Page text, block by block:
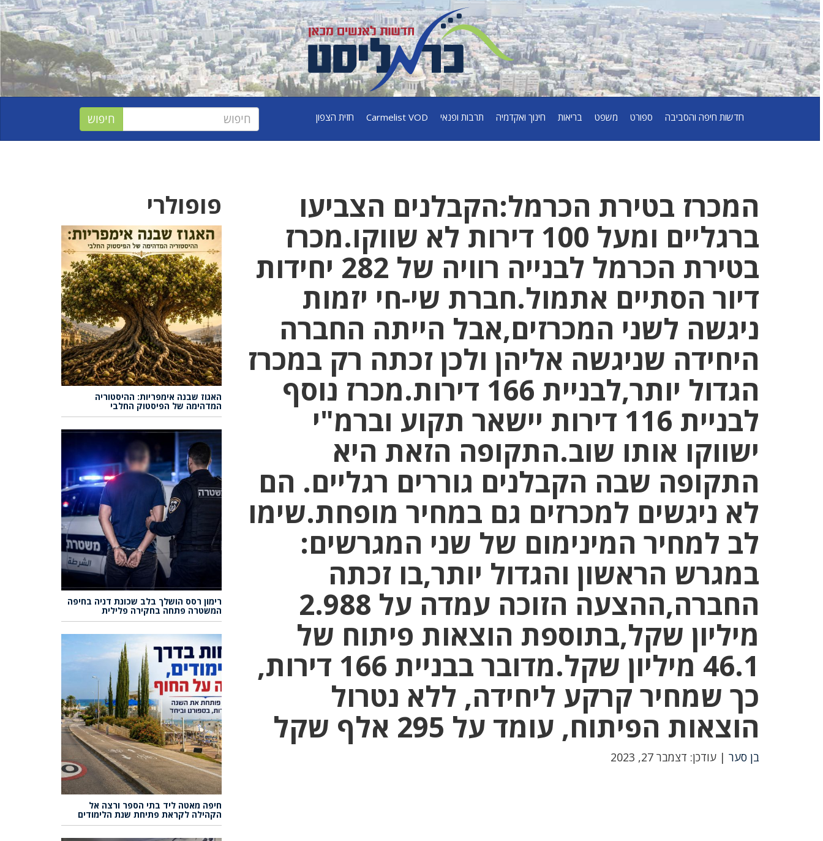
חדשות חיפה והסביבה ספורט משפט בריאות חינוך ואקדמיה תרבות ופנאי Carmelist VOD חזית הצפון
המכרז בטירת הכרמל:הקבלנים הצביעו
ברגליים ומעל 100 דירות לא שווקו.מכרז
בטירת הכרמל לבנייה רוויה של 282 יחידות
דיור הסתיים אתמול.חברת שי-חי יזמות
ניגשה לשני המכרזים,אבל הייתה החברה
היחידה שניגשה אליהן ולכן זכתה רק במכרז
הגדול יותר,לבניית 166 דירות.מכרז נוסף
לבניית 116 דירות יישאר תקוע וברמ"י
ישווקו אותו שוב.התקופה הזאת היא
התקופה שבה הקבלנים גוררים רגליים. הם
לא ניגשים למכרזים גם במחיר מופחת.שימו
לב למחיר המינימום של שני המגרשים:
במגרש הראשון והגדול יותר,בו זכתה
החברה,ההצעה הזוכה עמדה על 2.988
מיליון שקל,בתוספת הוצאות פיתוח של
46.1 מיליון שקל.מדובר בבניית 166 דירות,
כך שמחיר קרקע ליחידה, ללא נטרול
הוצאות הפיתוח, עומד על 295 אלף שקל
בן סער | עודכן: דצמבר 27, 2023
פופולרי
האגוז שבנה אימפריות: ההיסטוריה
המדהימה של הפיסטוק החלבי
רימון רסס הושלך בלב שכונת דניה בחיפה
המשטרה פתחה בחקירה פלילית
חיפה מאטה ליד בתי הספר ורצה אל
הקהילה לקראת פתיחת שנת הלימודים